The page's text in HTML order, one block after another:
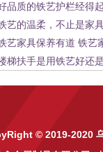
品质的铁艺护栏经得
艺的温柔，不止是家
艺家具保养有道 铁艺
梯扶手是用铁艺好还
© 2019-2020